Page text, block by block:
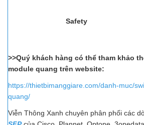
Safety
>>Quý khách hàng có thể tham khảo
module quang trên website:
https://thietbimanggiare.com/danh-muc/
quang/
Viễn Thông Xanh chuyên phân phối các